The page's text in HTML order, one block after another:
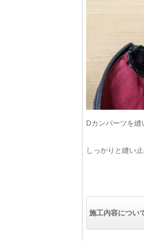
Dカンパーツを縫
しっかりと縫い止
施工内容につい